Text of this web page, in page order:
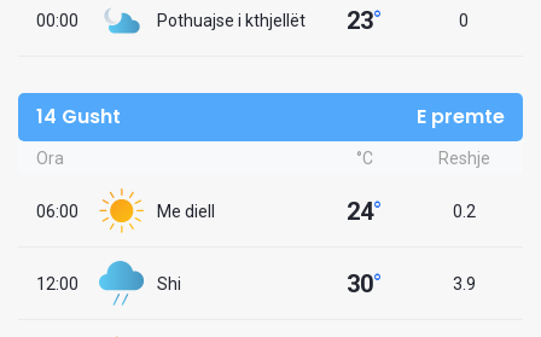
00:00 Pothuajse i kthjellët 23° 0
14 Gusht E premte
Ora °C Reshje
06:00 Me diell 24° 0.2
12:00 Shi 30° 3.9